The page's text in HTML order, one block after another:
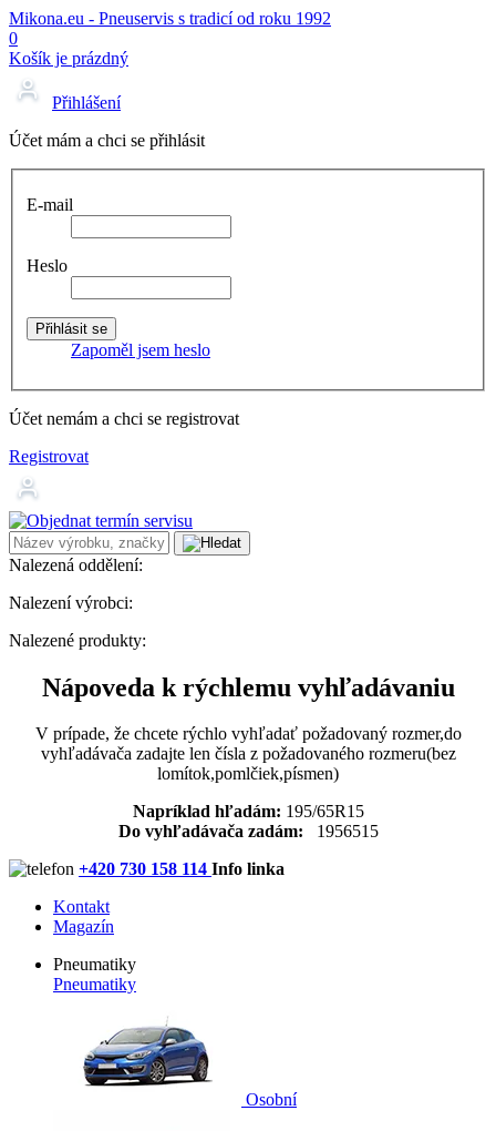
Mikona.eu - Pneuservis s tradicí od roku 1992
0
Košík je prázdný
Přihlášení
Účet mám a chci se přihlásit
E-mail
Heslo
Zapoměl jsem heslo
Účet nemám a chci se registrovat
Registrovat
Nalezená oddělení:
Nalezení výrobci:
Nalezené produkty:
Nápoveda k rýchlemu vyhľadávaniu
V prípade, že chcete rýchlo vyhľadať požadovaný rozmer,do
vyhľadávača zadajte len čísla z požadovaného rozmeru(bez
lomítok,pomlčiek,písmen)
Napríklad hľadám: 195/65R15
Do vyhľadávača zadám: 1956515
+420 730 158 114 Info linka
Kontakt
Magazín
Pneumatiky
Pneumatiky
Osobní